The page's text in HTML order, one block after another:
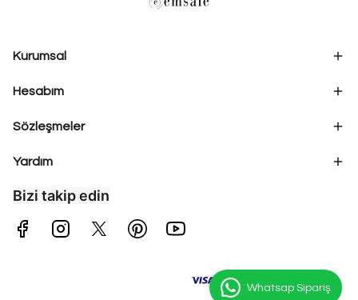
Kurumsal
Hesabım
Sözleşmeler
Yardım
Bizi takip edin
Whatsap Sipariş